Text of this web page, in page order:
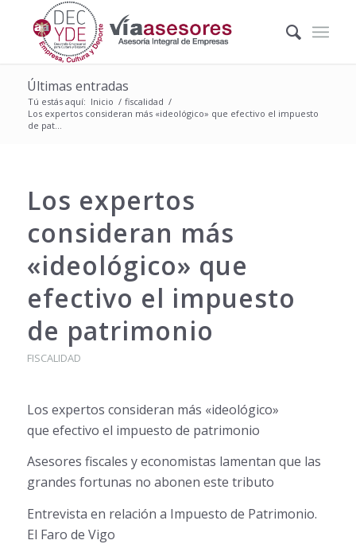
Últimas entradas
Tú estás aquí: Inicio / fiscalidad /
Los expertos consideran más «ideológico» que efectivo el impuesto
de pat...
Los expertos
consideran más
«ideológico» que
efectivo el impuesto
de patrimonio
FISCALIDAD
Los expertos consideran más «ideológico»
que efectivo el impuesto de patrimonio
Asesores fiscales y economistas lamentan que las
grandes fortunas no abonen este tributo
Entrevista en relación a Impuesto de Patrimonio.
El Faro de Vigo